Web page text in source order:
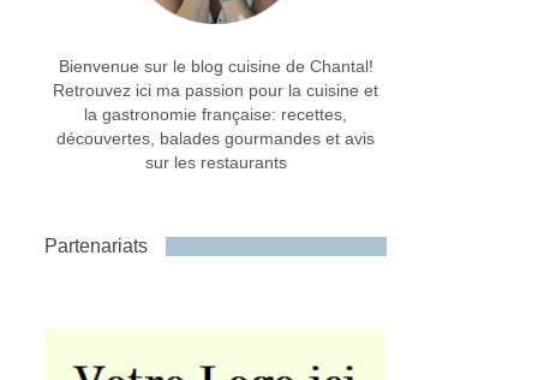
Bienvenue sur le blog cuisine de Chantal!
Retrouvez ici ma passion pour la cuisine et
la gastronomie française: recettes,
découvertes, balades gourmandes et avis
sur les restaurants
Partenariats